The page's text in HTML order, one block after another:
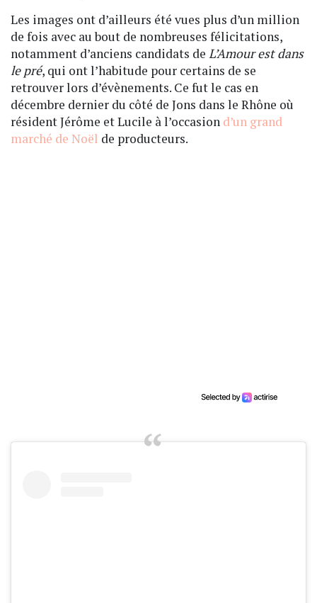
Les images ont d’ailleurs été vues plus d’un million
de fois avec au bout de nombreuses félicitations,
notamment d’anciens candidats de L’Amour est dans
le pré, qui ont l’habitude pour certains de se
retrouver lors d’évènements. Ce fut le cas en
décembre dernier du côté de Jons dans le Rhône où
résident Jérôme et Lucile à l’occasion d’un grand
marché de Noël de producteurs.